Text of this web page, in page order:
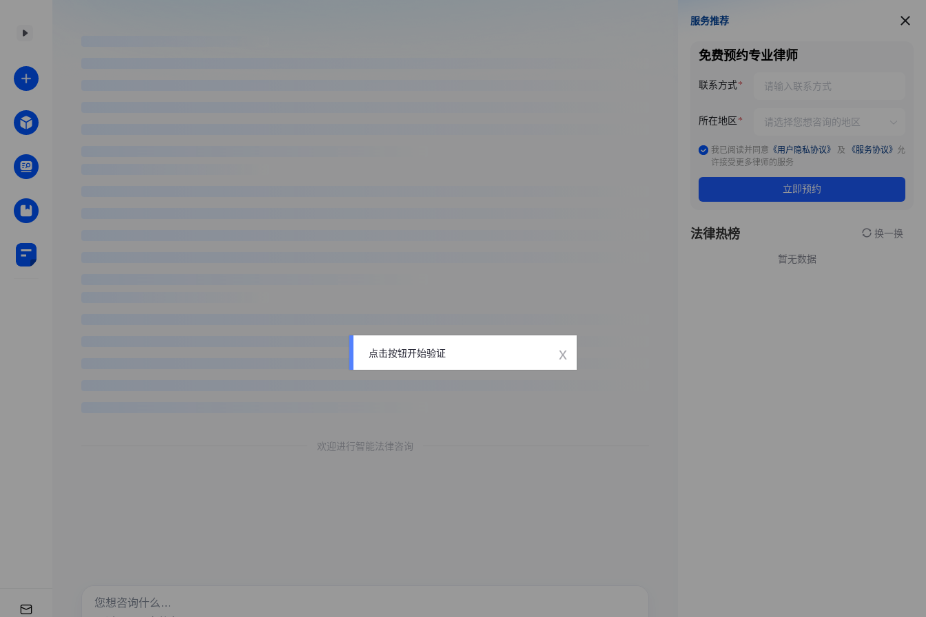
欢迎进行智能法律咨询
服务推荐
服务推荐
免费预约专业律师
联系方式
所在地区
我已阅读并同意 《用户隐私协议》 及 《服务协议》 允
许接受更多律师的服务
立即预约
法律热榜 换一换
暂无数据
点击按钮开始验证 x